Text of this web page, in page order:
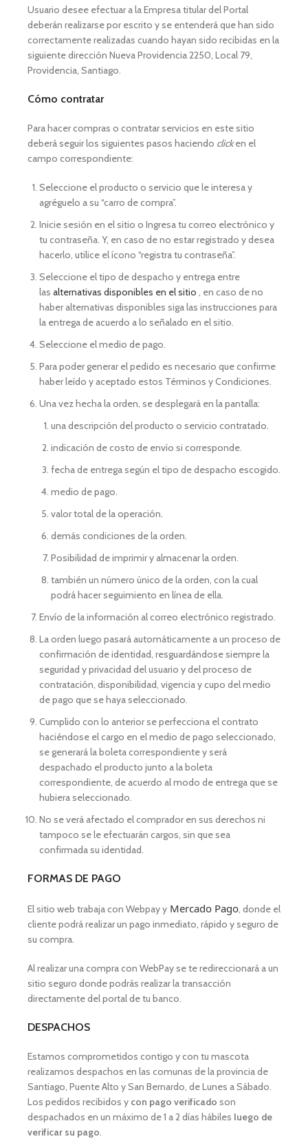
Usuario desee efectuar a la Empresa titular del Portal
deberán realizarse por escrito y se entenderá que han sido
correctamente realizadas cuando hayan sido recibidas en la
siguiente dirección Nueva Providencia 2250, Local 79,
Providencia, Santiago.
Cómo contratar
Para hacer compras o contratar servicios en este sitio
deberá seguir los siguientes pasos haciendo clicken el
campo correspondiente:
Seleccione el producto o servicio que le interesa y
agréguelo a su “carro de compra”.
Inicie sesión en el sitio o Ingresa tu correo electrónico y
tu contraseña. Y, en caso de no estar registrado y desea
hacerlo, utilice el ícono “registra tu contraseña”.
Seleccione el tipo de despacho y entrega entre
las alternativas disponibles en el sitio , en caso de no
haber alternativas disponibles siga las instrucciones para
la entrega de acuerdo a lo señalado en el sitio.
Seleccione el medio de pago.
Para poder generar el pedido es necesario que confirme
haber leído y aceptado estos Términos y Condiciones.
Una vez hecha la orden, se desplegará en la pantalla:
una descripción del producto o servicio contratado.
indicación de costo de envío si corresponde.
fecha de entrega según el tipo de despacho escogido.
medio de pago.
valor total de la operación.
demás condiciones de la orden.
Posibilidad de imprimir y almacenar la orden.
también un número único de la orden, con la cual
podrá hacer seguimiento en línea de ella.
Envío de la información al correo electrónico registrado.
La orden luego pasará automáticamente a un proceso de
confirmación de identidad, resguardándose siempre la
seguridad y privacidad del usuario y del proceso de
contratación, disponibilidad, vigencia y cupo del medio
de pago que se haya seleccionado.
Cumplido con lo anterior se perfecciona el contrato
haciéndose el cargo en el medio de pago seleccionado,
se generará la boleta correspondiente y será
despachado el producto junto a la boleta
correspondiente, de acuerdo al modo de entrega que se
hubiera seleccionado.
No se verá afectado el comprador en sus derechos ni
tampoco se le efectuarán cargos, sin que sea
confirmada su identidad.
FORMAS DE PAGO
El sitio web trabaja con Webpay y Mercado Pago, donde el
cliente podrá realizar un pago inmediato, rápido y seguro de
su compra.
Al realizar una compra con WebPay se te redireccionará a un
sitio seguro donde podrás realizar la transacción
directamente del portal de tu banco.
DESPACHOS
Estamos comprometidos contigo y con tu mascota
realizamos despachos en las comunas de la provincia de
Santiago, Puente Alto y San Bernardo, de Lunes a Sábado.
Los pedidos recibidos y con pago verificado son
despachados en un máximo de 1 a 2 días hábiles luego de
verificar su pago.